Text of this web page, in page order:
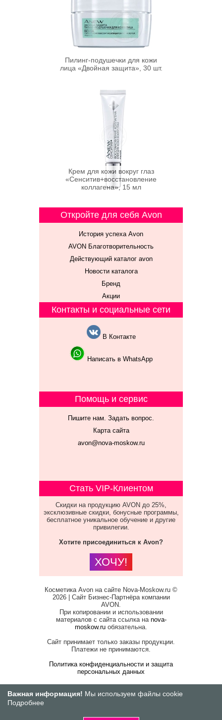
Пилинг-подушечки для кожи
лица «Двойная защита», 30 шт.
Крем для кожи вокруг глаз
«Сенситив+восстановление
коллагена», 15 мл
Откройте для себя Avon
История успеха Avon
AVON Благотворительность
Действующий каталог avon
Новости каталога
Бренд
Акции
Контакты и социальные сети
В Контакте
Написать в WhatsApp
Помощь и сервис
Пишите нам. Задать вопрос.
Карта сайта
avon@nova-moskow.ru
Стать VIP-Клиентом
Скидки на продукцию AVON до 25%,
эксклюзивные скидки, бонусные программы,
бесплатное уникальное обучение и другие
привилегии.
Хотите присоединиться к Avon?
ХОЧУ!
Косметика Avon на сайте Nova-Moskow.ru ©
2026 | Сайт Бизнес-Партнёра компании
AVON.
При копировании и использовании
материалов с сайта ссылка на nova-
moskow.ru обязательна.
Сайт принимает только заказы продукции.
Платежи не принимаются.
Политика конфиденциальности и защита
персональных данных
Важная информация! Мы используем файлы cookie
Подробнее